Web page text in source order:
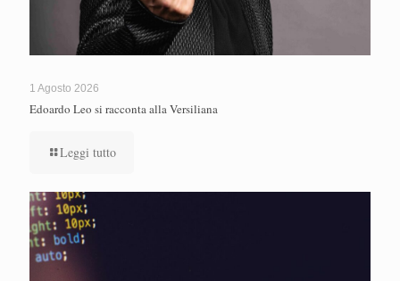
1 Agosto 2026
Edoardo Leo si racconta alla Versiliana
Leggi tutto